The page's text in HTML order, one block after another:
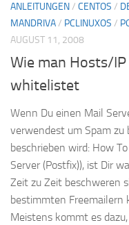
ANLEITUNGEN/ CENTOS /
MANDRIVA/ PCLINUXOS /
AUGUST 11, 2008
Wie man Hosts/
whitelistet
Wenn Du einen Mail
verwendest um Spam zu
beschrieben wird: How
Server (Postfix)), ist Dir
Zeit zu Zeit beschweren
bestimmten
Meistens kommt es